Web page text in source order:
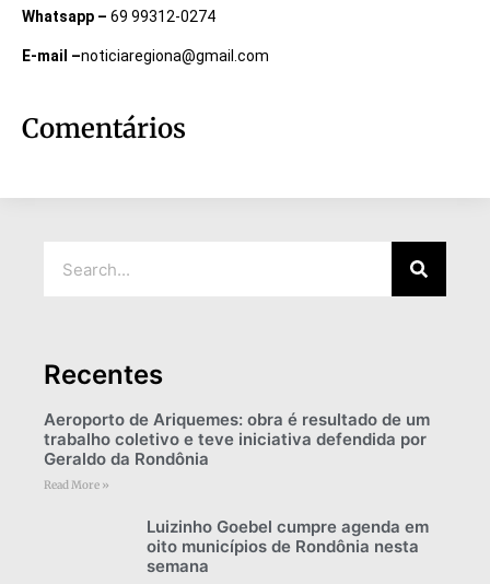
Whatsapp – 69 99312-0274
E-mail –noticiaregiona@gmail.com
Comentários
Recentes
Aeroporto de Ariquemes: obra é resultado de um
trabalho coletivo e teve iniciativa defendida por
Geraldo da Rondônia
Read More »
Luizinho Goebel cumpre agenda em
oito municípios de Rondônia nesta
semana